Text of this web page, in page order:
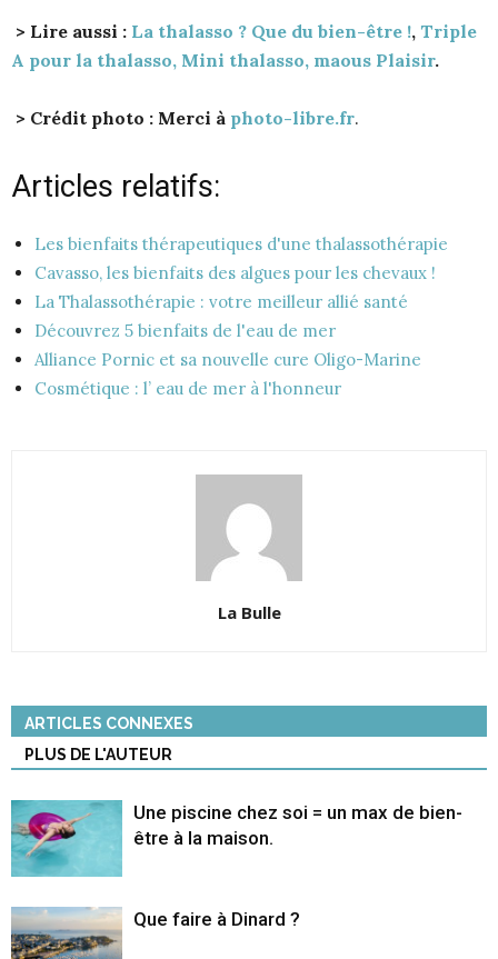
> Lire aussi : La thalasso ? Que du bien-être !, Triple
A pour la thalasso, Mini thalasso, maous Plaisir.
> Crédit photo : Merci à photo-libre.fr.
Articles relatifs:
Les bienfaits thérapeutiques d'une thalassothérapie
Cavasso, les bienfaits des algues pour les chevaux !
La Thalassothérapie : votre meilleur allié santé
Découvrez 5 bienfaits de l'eau de mer
Alliance Pornic et sa nouvelle cure Oligo-Marine
Cosmétique : l’ eau de mer à l'honneur
La Bulle
ARTICLES CONNEXES
PLUS DE L'AUTEUR
Une piscine chez soi = un max de bien-
être à la maison.
Que faire à Dinard ?